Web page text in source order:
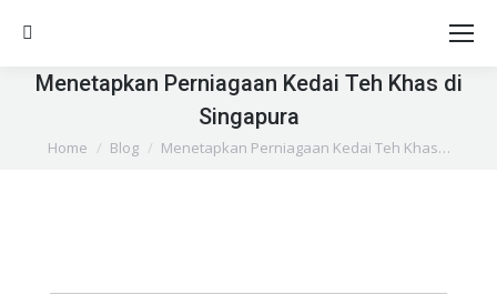
Search:
Menetapkan Perniagaan Kedai Teh Khas di
Singapura
You are here:
Home Blog Menetapkan Perniagaan Kedai Teh Khas…